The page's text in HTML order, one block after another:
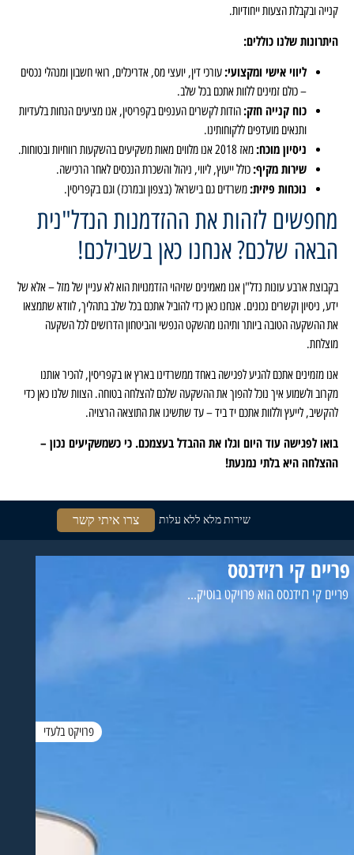
קנייה ובקבלת הצעות ייחודיות.
היתרונות שלנו כוללים:
ליווי אישי ומקצועי:עורכי דין, יועצי מס, אדריכלים, רואי חשבון ומנהלי נכסים
– כולם זמינים ללוות אתכם בכל שלב.
כוח קנייה חזק:הודות לקשרים הענפים בקפריסין, אנו מציעים הנחות בלעדיות
ותנאים מועדפים ללקוחותינו.
ניסיון מוכח:מאז 2018 אנו מלווים מאות משקיעים בהשקעות רווחיות ובטוחות.
שירות מקיף:כולל ייעוץ, ליווי, ניהול והשכרת הנכסים לאחר הרכישה.
נוכחות פיזית:משרדים גם בישראל (בצפון ובמרכז) וגם בקפריסין.
מחפשים לזהות את ההזדמנות הנדל"נית
הבאה שלכם? אנחנו כאן בשבילכם!
בקבוצת ארבע עונות נדל"ן אנו מאמינים שזיהוי הזדמנויות הוא לא עניין של מזל – אלא של
ידע, ניסיון וקשרים נכונים. אנחנו כאן כדי להוביל אתכם בכל שלב בתהליך, לוודא שתמצאו
את ההשקעה הטובה ביותר ותיהנו מהשקט הנפשי והביטחון הדרושים לכל השקעה
מוצלחת.
אנו מזמינים אתכם להגיע לפגישה באחד ממשרדינו בארץ או בקפריסין, להכיר אותנו
מקרוב ולשמוע איך נוכל להפוך את ההשקעה שלכם להצלחה בטוחה. הצוות שלנו כאן כדי
להקשיב, לייעץ וללוות אתכם יד ביד – עד שתשיגו את התוצאה הרצויה.
בואו לפגישה עוד היום וגלו את ההבדל בעצמכם. כי כשמשקיעים נכון –
ההצלחה היא בלתי נמנעת!
שירות מלא ללא עלות צרו איתי קשר
פריים קי רזידנסס
פריים קי רזידנסס הוא פרויקט בוטיק...
פרויקט בלעדי